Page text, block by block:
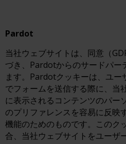
Pardot
当社ウェブサイトは、同意（
づき、Pardotからのサードパー
ます。Pardotクッキーは、ユー
でフォームを送信する際に、当
に表示されるコンテンツのパー
のプリファレンスを容易に反映
機能のためのものです。このク
合、当社ウェブサイトをユーザ